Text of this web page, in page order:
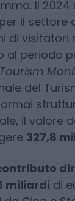
fonte
Il 2024
il settore
di visitatori
al periodo
del
il valore
327,8